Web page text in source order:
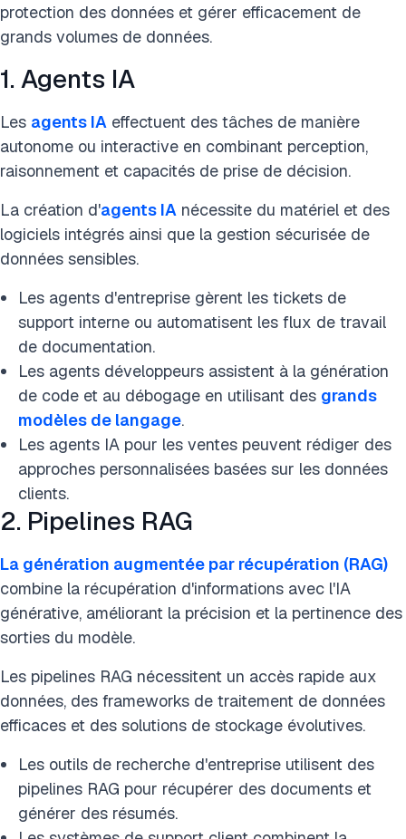
protection des données et gérer efficacement de
grands volumes de données.
1. Agents IA
Les agents IA effectuent des tâches de manière
autonome ou interactive en combinant perception,
raisonnement et capacités de prise de décision.
La création d'agents IA nécessite du matériel et des
logiciels intégrés ainsi que la gestion sécurisée de
données sensibles.
Les agents d'entreprise gèrent les tickets de
support interne ou automatisent les flux de travail
de documentation.
Les agents développeurs assistent à la génération
de code et au débogage en utilisant des grands
modèles de langage.
Les agents IA pour les ventes peuvent rédiger des
approches personnalisées basées sur les données
clients.
2. Pipelines RAG
La génération augmentée par récupération (RAG)
combine la récupération d'informations avec l'IA
générative, améliorant la précision et la pertinence des
sorties du modèle.
Les pipelines RAG nécessitent un accès rapide aux
données, des frameworks de traitement de données
efficaces et des solutions de stockage évolutives.
Les outils de recherche d'entreprise utilisent des
pipelines RAG pour récupérer des documents et
générer des résumés.